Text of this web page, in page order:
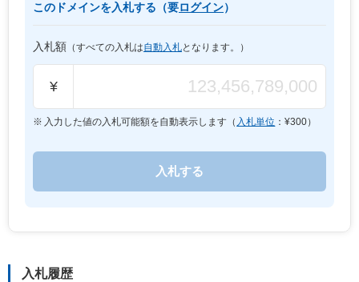
このドメインを入札する（要ログイン）
入札額 （すべての入札は自動入札となります。）
¥
入力した値の入札可能額を自動表示します（ 入札単位 ：¥300）
入札履歴